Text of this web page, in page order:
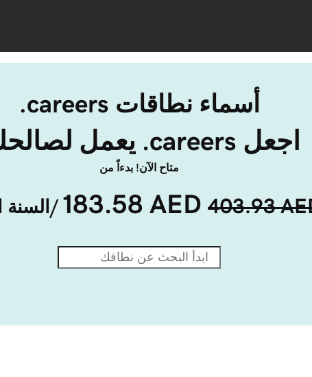
أسماء نطاقات ‎.careers
اجعل ‎.careers يعمل لصالحك
متاح الآن! بدءاً من
403.93
183.58 AED /السنة